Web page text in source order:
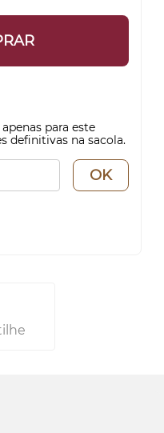
para este
definitivas na sacola.
OK